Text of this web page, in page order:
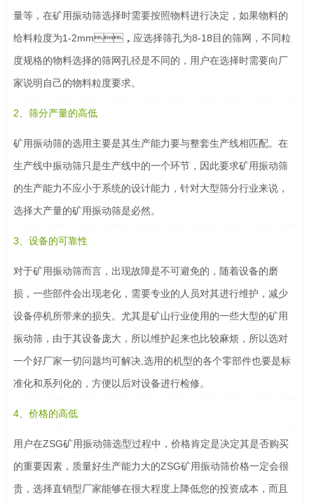
量等，在矿用振动筛选择时需要按照物料进行决定，如果物料的
给料粒度为1-2mm，应选择筛孔为8-18目的筛网，不同粒
度规格的物料选择的筛网孔径是不同的，用户在选择时需要向厂
家说明自己的物料粒度要求。
2、筛分产量的高低
矿用振动筛的选用主要是其生产能力要与整套生产线相匹配。在
生产线中振动筛只是生产线中的一个环节，因此要求矿用振动筛
的生产能力不应小于系统的设计能力，针对大型筛分行业来说，
选择大产量的矿用振动筛是必然。
3、设备的可靠性
对于矿用振动筛而言，出现故障是不可避免的，随着设备的磨
损，一些部件会出现老化，需要专业的人员对其进行维护，减少
设备停机所带来的损失。尤其是矿山行业使用的一些大型的矿用
振动筛，由于其设备庞大，所以维护起来也比较麻烦，所以选对
一个好厂家一切问题均可解决,选用的机型的各个零部件也要是标
准化和系列化的，方便以后对设备进行检修。
4、价格的高低
用户在ZSG矿用振动筛选型过程中，价格肯定是决定其是否购买
的重要因素，质量好生产能力大的ZSG矿用振动筛价格一定会很
贵，选择直销型厂家能够在很大程度上降低您的投资成本，而且